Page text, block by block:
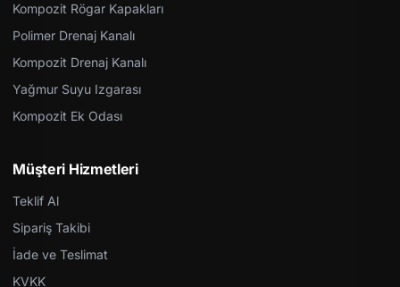
Kompozit Rögar Kapakları
Polimer Drenaj Kanalı
Kompozit Drenaj Kanalı
Yağmur Suyu Izgarası
Kompozit Ek Odası
Müşteri Hizmetleri
Teklif Al
Sipariş Takibi
İade ve Teslimat
KVKK